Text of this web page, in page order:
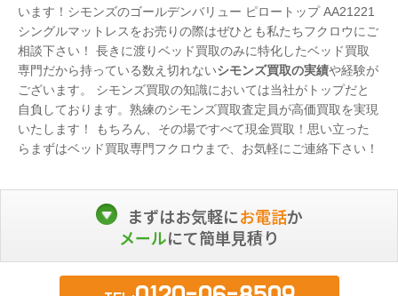
います！シモンズのゴールデンバリュー ピロートップ AA21221
シングルマットレスをお売りの際はぜひとも私たちフクロウにご
相談下さい！ 長きに渡りベッド買取のみに特化したベッド買取
専門だから持っている数え切れないシモンズ買取の実績や経験が
ございます。 シモンズ買取の知識においては当社がトップだと
自負しております。熟練のシモンズ買取査定員が高価買取を実現
いたします！ もちろん、その場ですべて現金買取！思い立った
らまずはベッド買取専門フクロウまで、お気軽にご連絡下さい！
まずはお気軽にお電話か
メールにて簡単見積り